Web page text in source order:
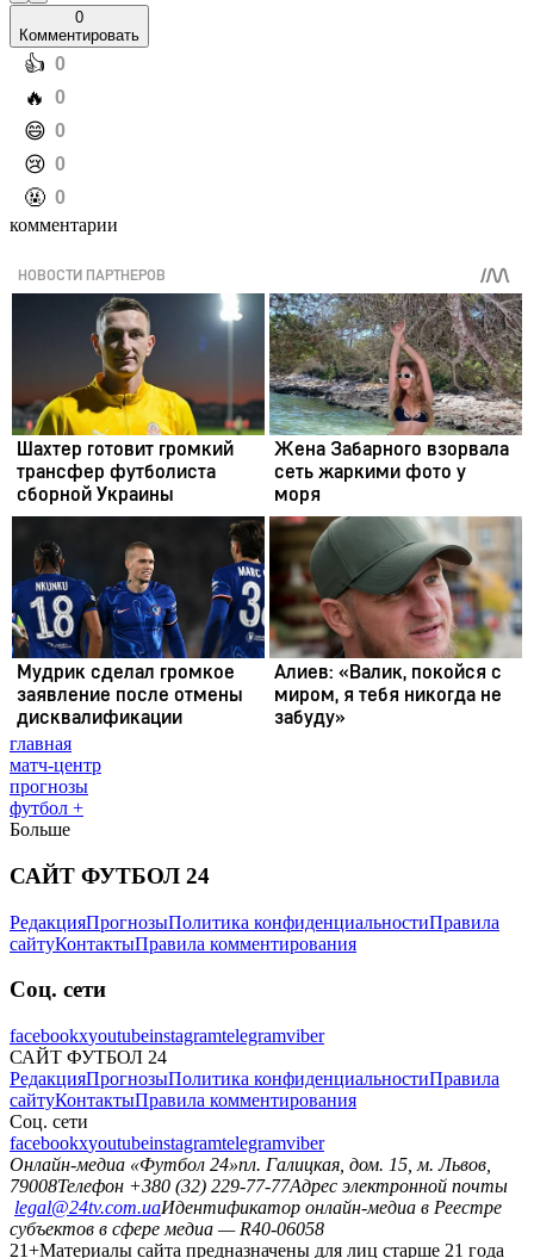
0
Комментировать
️👍 0
️🔥 0
️😄 0
️😢 0
️🤬 0
комментарии
главная
матч-центр
прогнозы
футбол +
Больше
САЙТ ФУТБОЛ 24
РедакцияПрогнозыПолитика конфиденциальностиПравила
сайтуКонтактыПравила комментирования
Соц. сети
facebookxyoutubeinstagramtelegramviber
САЙТ ФУТБОЛ 24
РедакцияПрогнозыПолитика конфиденциальностиПравила
сайтуКонтактыПравила комментирования
Соц. сети
facebookxyoutubeinstagramtelegramviber
Онлайн-медиа «Футбол 24»пл. Галицкая, дом. 15, м. Львов,
79008Телефон +380 (32) 229-77-77Адрес электронной почты
legal@24tv.com.uaИдентификатор онлайн-медиа в Реестре
субъектов в сфере медиа — R40-06058
21+Материалы сайта предназначены для лиц старше 21 года